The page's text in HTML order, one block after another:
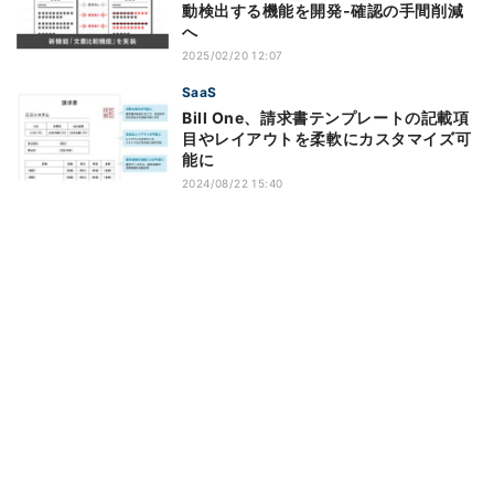
動検出する機能を開発‐確認の手間削減
へ
2025/02/20 12:07
SaaS
Bill One、請求書テンプレートの記載項
目やレイアウトを柔軟にカスタマイズ可
能に
2024/08/22 15:40